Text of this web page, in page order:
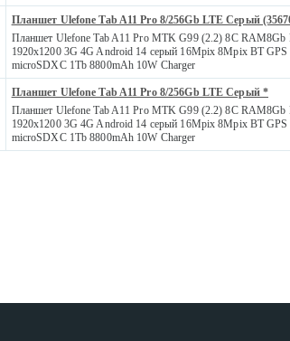
Планшет Ulefone Tab A11 Pro 8/256Gb LTE Серый
Планшет Ulefone Tab A11 Pro MTK G99 (2.2) 8C
1920x1200 3G 4G Android 14 серый 16Mpix 8Mpix BT GPS
microSDXC 1Tb 8800mAh 10W Charger
Планшет Ulefone Tab A11 Pro 8/256Gb LTE Серый *
Планшет Ulefone Tab A11 Pro MTK G99 (2.2) 8C
1920x1200 3G 4G Android 14 серый 16Mpix 8Mpix BT GPS
microSDXC 1Tb 8800mAh 10W Charger